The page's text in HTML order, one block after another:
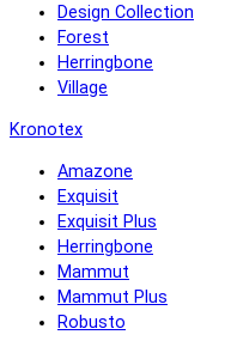
Design Collection
Forest
Herringbone
Village
Kronotex
Amazone
Exquisit
Exquisit Plus
Herringbone
Mammut
Mammut Plus
Robusto